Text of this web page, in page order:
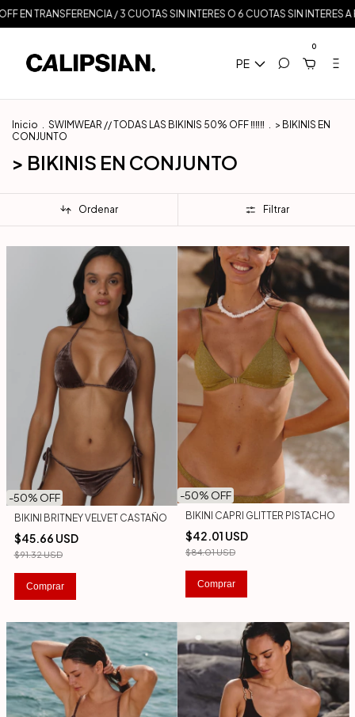
3 CUOTAS SIN INTERES O 6 CUOTAS SIN INTERES A PARTIR DE $350.000
PE
0
Inicio . SWIMWEAR // TODAS LAS BIKINIS 50% OFF ‼️‼️‼️ . > BIKINIS EN
CONJUNTO
> BIKINIS EN CONJUNTO
Ordenar Filtrar
-50% OFF
BIKINI BRITNEY VELVET CASTAÑO
$45.66 USD
$91.32 USD
Comprar
-50% OFF
BIKINI CAPRI GLITTER PISTACHO
$42.01 USD
$84.01 USD
Comprar